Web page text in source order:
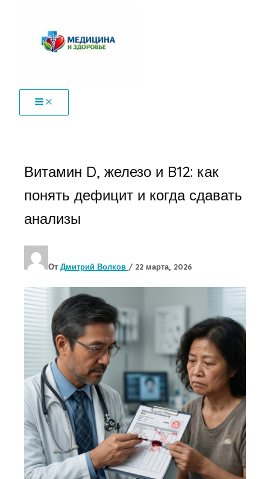
содержимому
Витамин D, железо и B12: как
понять дефицит и когда сдавать
анализы
От Дмитрий Волков / 22 марта, 2026